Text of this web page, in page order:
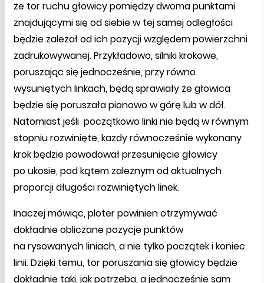
że tor ruchu głowicy pomiędzy dwoma punktami
znajdującymi się od siebie w tej samej odległości
będzie zależał od ich pozycji względem powierzchni
zadrukowywanej. Przykładowo, silniki krokowe,
poruszając się jednocześnie, przy równo
wysuniętych linkach, będą sprawiały że głowica
będzie się poruszała pionowo w górę lub w dół.
Natomiast jeśli początkowo linki nie będą w równym
stopniu rozwinięte, każdy równocześnie wykonany
krok będzie powodował przesunięcie głowicy
po ukosie, pod kątem zależnym od aktualnych
proporcji długości rozwiniętych linek.
Inaczej mówiąc, ploter powinien otrzymywać
dokładnie obliczane pozycje punktów
na rysowanych liniach, a nie tylko początek i koniec
linii. Dzięki temu, tor poruszania się głowicy będzie
dokładnie taki, jak potrzeba, a jednocześnie sam